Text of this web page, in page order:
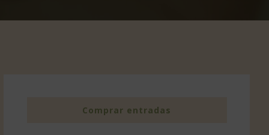
Comprar entradas